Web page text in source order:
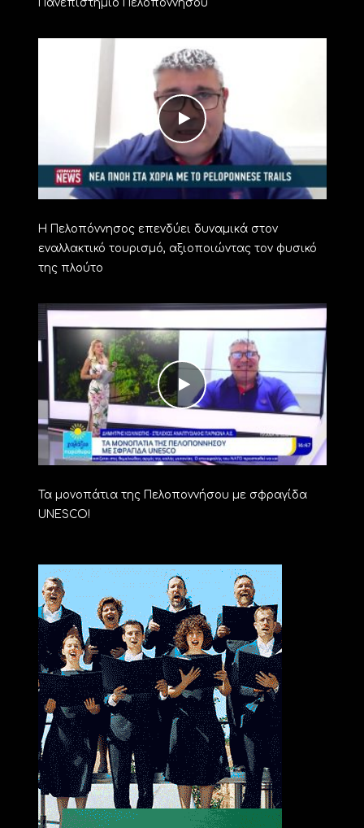
Πανεπιστήμιο Πελοποννήσου
Η Πελοπόννησος επενδύει δυναμικά στον
εναλλακτικό τουρισμό, αξιοποιώντας τον φυσικό
της πλούτο
Τα μονοπάτια της Πελοποννήσου με σφραγίδα
UNESCO!